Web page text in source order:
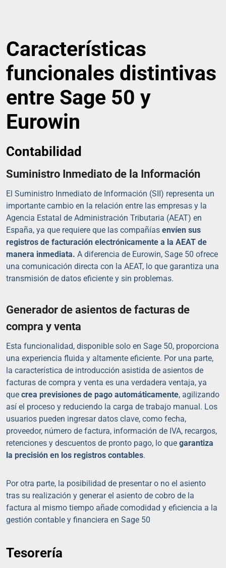
Características
funcionales distintivas
entre Sage 50 y
Eurowin
Contabilidad
Suministro Inmediato de la Información
El Suministro Inmediato de Información (SII) representa un
importante cambio en la relación entre las empresas y la
Agencia Estatal de Administración Tributaria (AEAT) en
España, ya que requiere que las compañías envíen sus
registros de facturación electrónicamente a la AEAT de
manera inmediata. A diferencia de Eurowin, Sage 50 ofrece
una comunicación directa con la AEAT, lo que garantiza una
transmisión de datos eficiente y sin problemas.
Generador de asientos de facturas de
compra y venta
Esta funcionalidad, disponible solo en Sage 50, proporciona
una experiencia fluida y altamente eficiente. Por una parte,
la característica de introducción asistida de asientos de
facturas de compra y venta es una verdadera ventaja, ya
que crea previsiones de pago automáticamente, agilizando
así el proceso y reduciendo la carga de trabajo manual. Los
usuarios pueden ingresar datos clave, como fecha,
proveedor, número de factura, información de IVA, recargos,
retenciones y descuentos de pronto pago, lo que garantiza
la precisión en los registros contables.
Por otra parte, la posibilidad de presentar o no el asiento
tras su realización y generar el asiento de cobro de la
factura al mismo tiempo añade comodidad y eficiencia a la
gestión contable y financiera en Sage 50
Tesorería